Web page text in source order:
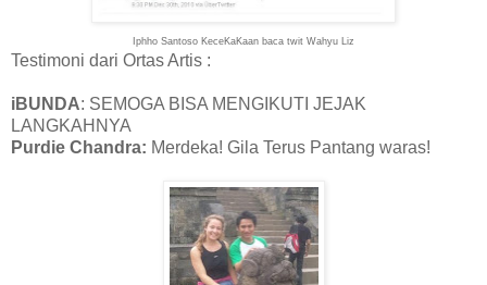
Iphho Santoso KeceKaKaan baca twit Wahyu Liz
Testimoni dari Ortas Artis :
iBUNDA: SEMOGA BISA MENGIKUTI JEJAK
LANGKAHNYA
Purdie Chandra: Merdeka! Gila Terus Pantang waras!